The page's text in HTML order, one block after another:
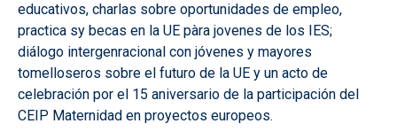
educativos, charlas sobre oportunidades de empleo,
practica sy becas en la UE pàra jovenes de los IES;
diálogo intergenracional con jóvenes y mayores
tomelloseros sobre el futuro de la UE y un acto de
celebración por el 15 aniversario de la participación del
CEIP Maternidad en proyectos europeos.